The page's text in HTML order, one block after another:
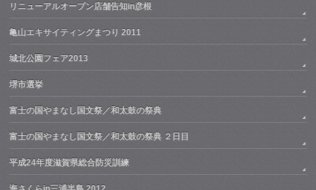
リニューアルオープン店舗告知in彦根
亀山エキサイティングまつり 2011
城北公園フェア2013
堺市選挙
富士の国やまなし国文祭／和太鼓の祭典
富士の国やまなし国文祭／和太鼓の祭典 ２日目
平成24年度滋賀県総合防災訓練